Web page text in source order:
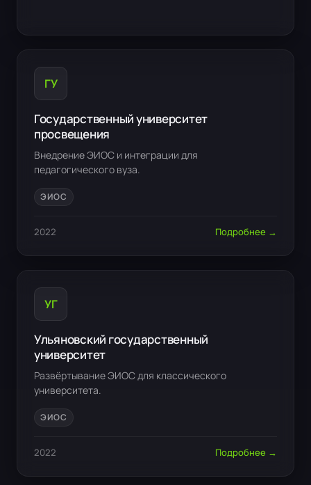
ГУ
Государственный университет
просвещения
Внедрение ЭИОС и интеграции для
педагогического вуза.
ЭИОС
2022 Подробнее →
УГ
Ульяновский государственный
университет
Развёртывание ЭИОС для классического
университета.
ЭИОС
2022 Подробнее →